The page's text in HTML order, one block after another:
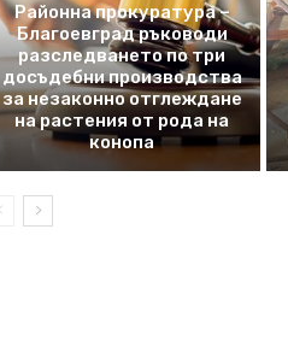
Районна прокуратура –
Благоевград ръководи
разследването по три
досъдебни производства
за незаконно отглеждане
на растения от рода на
конопа